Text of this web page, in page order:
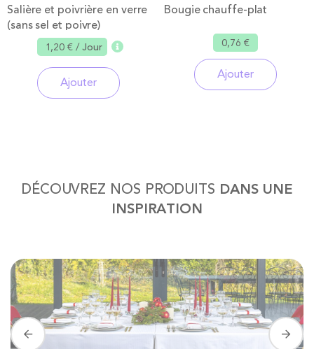
Salière et poivrière en verre
(sans sel et poivre)
1,20 €/ Jour
Ajouter
Bougie chauffe-plat
0,76 €
Ajouter
DÉCOUVREZ NOS PRODUITS DANS UNE
INSPIRATION